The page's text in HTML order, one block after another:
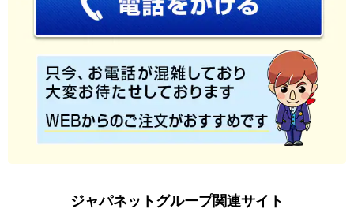
ジャパネットグループ関連サイト